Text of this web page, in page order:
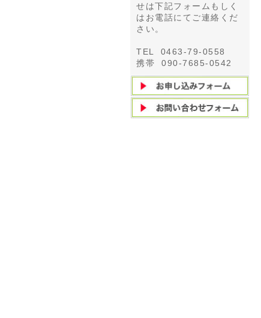
せは下記フォームもしく
はお電話にてご連絡くだ
さい。
TEL 0463-79-0558
携帯 090-7685-0542